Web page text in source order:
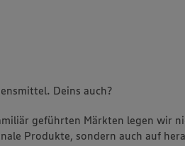
Deins auch?
geführten Märkten legen wir
Produkte, sondern auch auf